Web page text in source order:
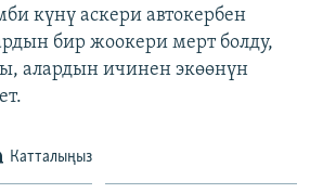
күнү аскери автокербен
бир жоокери мерт болду,
алардын ичинен экөөнүн
Катталыңыз